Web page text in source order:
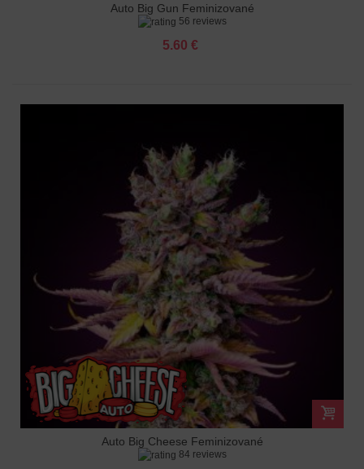
Auto Big Gun Feminizované
56 reviews
5.60 €
Auto Big Cheese Feminizované
84 reviews